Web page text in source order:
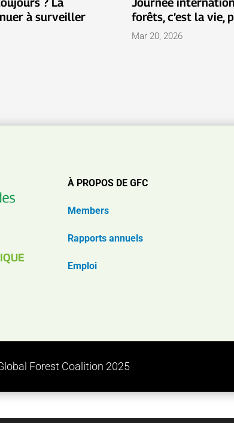
à surveiller
forêts, c’est la vie,
Mar 20, 2026
À PROPOS DE GFC
Members
Rapports annuels
Emploi
Forest Coalition 2025